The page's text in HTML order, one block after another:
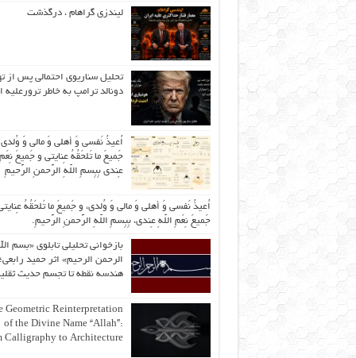
لیندزی گراهام ، درگذشت
تحلیل سناریوی احتمالی پس از
دونالد ترامپ به خاطر ترورعلیه
اُعیذُ نَفسی وَ أهلی وَ مالی وَ
جَمیعَ ما تَلحَقُهُ عِنایتی و جَمیعَ نِعَمِ
عِندی بِبِسمِ اللّهِ الرَّحمنِ الرَّحیمِ
اُعیذُ نَفسی وَ أهلی وَ مالی وَ وُلدی، و جَمیعَ ما تَلحَقُهُ
جَمیعَ نِعَمِ اللّهِ عِندی، بِبِسمِ اللّهِ الرَّحمنِ الرَّحیمِ.
بازخوانی تحلیلی تابلوی «بسم
الرحمن الرحیم» اثر حمید رابعی؛
هندسه نقطه تا تجسم حدیث
Geometric Reinterpretation
of the Divine Name “Allah”:
Calligraphy to Architecture